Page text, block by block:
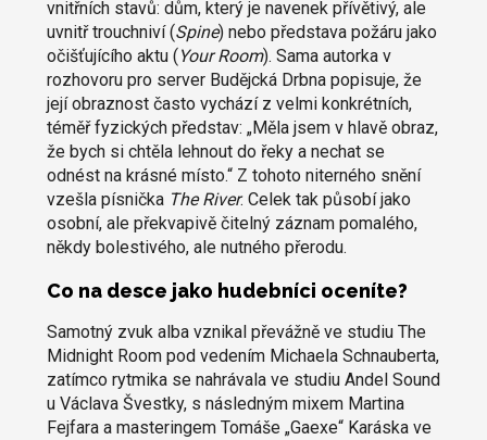
vnitřních stavů: dům, který je navenek přívětivý, ale
uvnitř trouchniví (Spine) nebo představa požáru jako
očišťujícího aktu ( Your Room). Sama autorka v
rozhovoru pro server Budějcká Drbna popisuje, že
její obraznost často vychází z velmi konkrétních,
téměř fyzických představ: „Měla jsem v hlavě obraz,
že bych si chtěla lehnout do řeky a nechat se
odnést na krásné místo.“ Z tohoto niterného snění
vzešla písnička The River. Celek tak působí jako
osobní, ale překvapivě čitelný záznam pomalého,
někdy bolestivého, ale nutného přerodu.
Co na desce jako hudebníci oceníte?
Samotný zvuk alba vznikal převážně ve studiu The
Midnight Room pod vedením Michaela Schnauberta,
zatímco rytmika se nahrávala ve studiu Andel Sound
u Václava Švestky, s následným mixem Martina
Fejfara a masteringem Tomáše „Gaexe“ Karáska ve